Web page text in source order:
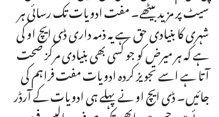
سیٹ پر مزید بیٹھے۔ مفت ادویات تک رسائی ہر
شہری کا بنیادی حق ہے یہ ذمہ داری ڈی ایچ او کی
ہے کہ ہر میرض کو جو کسی بھی بنیادی مرکز صحت
آتا ہے اسے تجویز کردہ ادویات مفت فراہم کی
جائیں۔ ڈی ایچ او نے پہلے ہی ادویات کے آرڈر